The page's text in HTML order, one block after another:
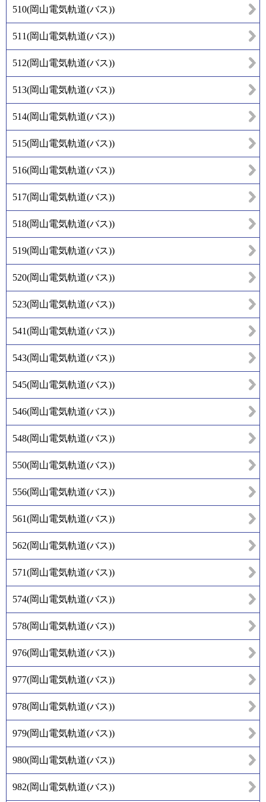
510(岡山電気軌道(バス))
511(岡山電気軌道(バス))
512(岡山電気軌道(バス))
513(岡山電気軌道(バス))
514(岡山電気軌道(バス))
515(岡山電気軌道(バス))
516(岡山電気軌道(バス))
517(岡山電気軌道(バス))
518(岡山電気軌道(バス))
519(岡山電気軌道(バス))
520(岡山電気軌道(バス))
523(岡山電気軌道(バス))
541(岡山電気軌道(バス))
543(岡山電気軌道(バス))
545(岡山電気軌道(バス))
546(岡山電気軌道(バス))
548(岡山電気軌道(バス))
550(岡山電気軌道(バス))
556(岡山電気軌道(バス))
561(岡山電気軌道(バス))
562(岡山電気軌道(バス))
571(岡山電気軌道(バス))
574(岡山電気軌道(バス))
578(岡山電気軌道(バス))
976(岡山電気軌道(バス))
977(岡山電気軌道(バス))
978(岡山電気軌道(バス))
979(岡山電気軌道(バス))
980(岡山電気軌道(バス))
982(岡山電気軌道(バス))